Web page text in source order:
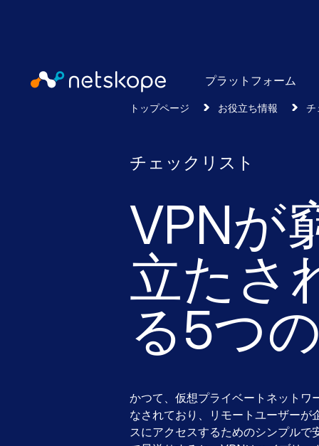
プラットフォーム
トップページ お役立ち情報 チ
チェックリスト
VPNが
立たさ
る5つ
かつて、仮想プライベートネット
なされており、リモートユーザーが
スにアクセスするためのシンプルで